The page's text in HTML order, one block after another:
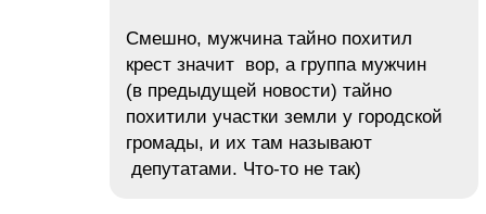
Смешно, мужчина тайно похитил
крест значит вор, а группа мужчин
(в предыдущей новости) тайно
похитили участки земли у городской
громады, и их там называют
депутатами. Что-то не так)